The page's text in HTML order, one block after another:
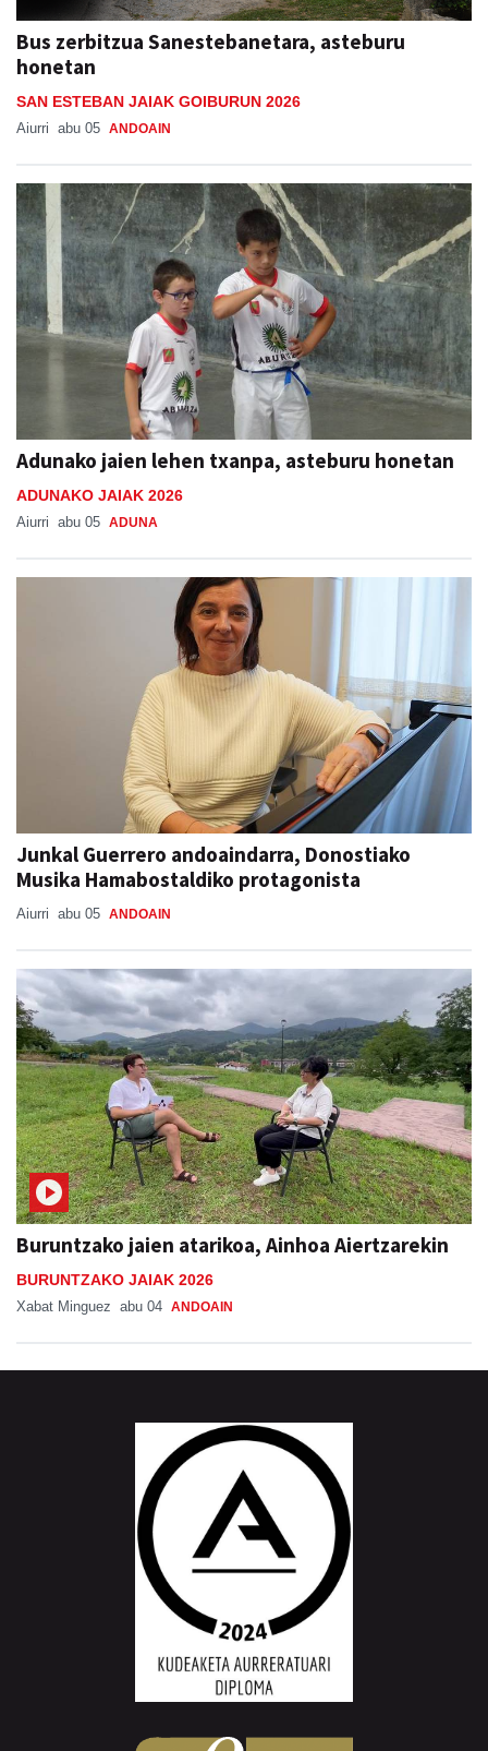
Bus zerbitzua Sanestebanetara, asteburu
honetan
SAN ESTEBAN JAIAK GOIBURUN 2026
Aiurri abu 05 ANDOAIN
Adunako jaien lehen txanpa, asteburu honetan
ADUNAKO JAIAK 2026
Aiurri abu 05 ADUNA
Junkal Guerrero andoaindarra, Donostiako
Musika Hamabostaldiko protagonista
Aiurri abu 05 ANDOAIN
Buruntzako jaien atarikoa, Ainhoa Aiertzarekin
BURUNTZAKO JAIAK 2026
Xabat Minguez abu 04 ANDOAIN